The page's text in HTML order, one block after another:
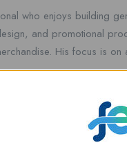
who enjoys building
and promotional
His focus is on